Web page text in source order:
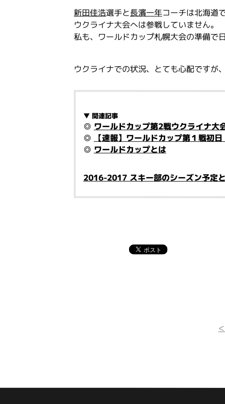
新田佳浩選手と長濱一年コーチは北海道
ウクライナ大会へは参戦していません。
私も、ワールドカップ札幌大会の準備で
ウクライナでの状況、とても心配ですが
▼ 関連記事
◎ ワールドカップ第2戦ウクライナ大
◎ 【速報】ワールドカップ第１戦初
◎ ワールドカップとは
2016-2017 スキー部のシーズン予定